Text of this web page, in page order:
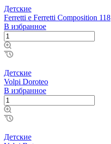
Детские
Ferretti e Ferretti Composition 118
В избранное
Детские
Volpi Doroteo
В избранное
Детские